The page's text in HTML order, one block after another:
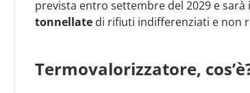
prevista entro settembre del 2029 e
tonnellate di rifiuti indifferenziati e non
Termovalorizzatore,